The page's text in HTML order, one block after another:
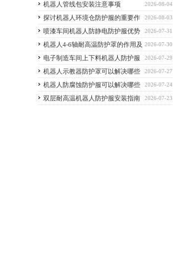
用
2026-08-04
机器人管线包安装注意事项
2026-08-03
探讨机器人环境仓防护服的重要作
用
2026-07-31
喷漆车间机器人防静电防护服优势
解析与选购避坑要点
2026-07-30
机器人4-6轴耐高温防护罩的作用及
优点
2026-07-29
电子制造车间上下料机器人防护服
应该选什么功能的
2026-07-27
机器人示教器防护罩可以解决哪些
痛点？
2026-07-24
机器人防腐蚀防护服可以解决哪些
问题
2026-07-23
双层耐高温机器人防护服安装指南